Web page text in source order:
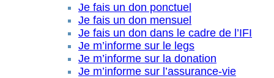
Je fais un don ponctuel
Je fais un don mensuel
Je fais un don dans le cadre de l’IFI
Je m’informe sur le legs
Je m’informe sur la donation
Je m’informe sur l’assurance-vie